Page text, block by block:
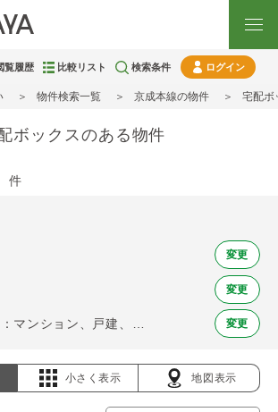
覧履歴 比較リスト 検索条件 ログイン
物件検索一覧 京成本線の物件 宅配ボ
ボックスのある物件
件
変更
変更
変更
小さく表示 地図表示